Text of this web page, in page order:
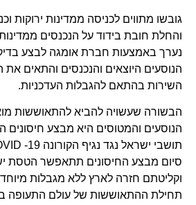
גובשו מתווים לכניסה ממדינות ירוקות
והחלת חובת בידוד על הנכנסים ממדינות
הנוסעים היוצאים והנכנסים והתאים את
השירות בהתאם להגבלות העדכניות.
הבשורה שעשויה להביא להתאוששות
הנוסעים והמטוסים היא מבצע חיסונים
סיום מבצע החיסונים תתאפשר הטסת
וקליטתם חזרה לארץ ללא מגבלות
תחילת ההתאוששות של עולם התעופה